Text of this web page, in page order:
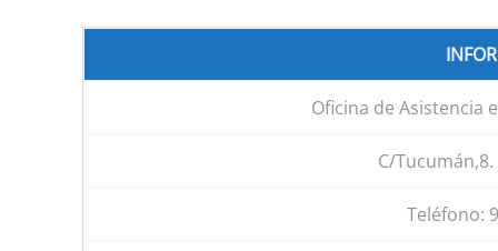
Oficina de Asistencia
C/
Teléfono: